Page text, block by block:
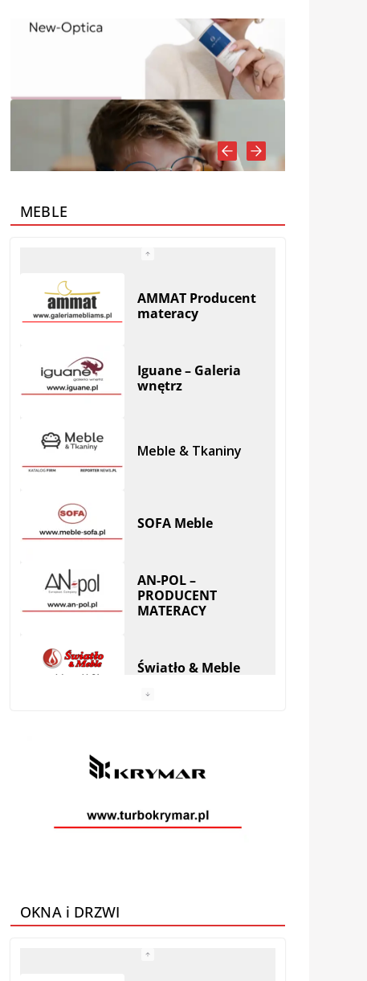
MEBLE
AMMAT Producent
materacy
Iguane – Galeria
wnętrz
Meble & Tkaniny
SOFA Meble
AN-POL –
PRODUCENT
MATERACY
Światło & Meble
VEGA MEBLE
OKNA i DRZWI